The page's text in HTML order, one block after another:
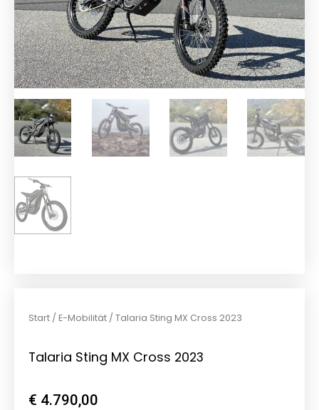
Start / E-Mobilität / Talaria Sting MX Cross 2023
Talaria Sting MX Cross 2023
€ 4.790,00